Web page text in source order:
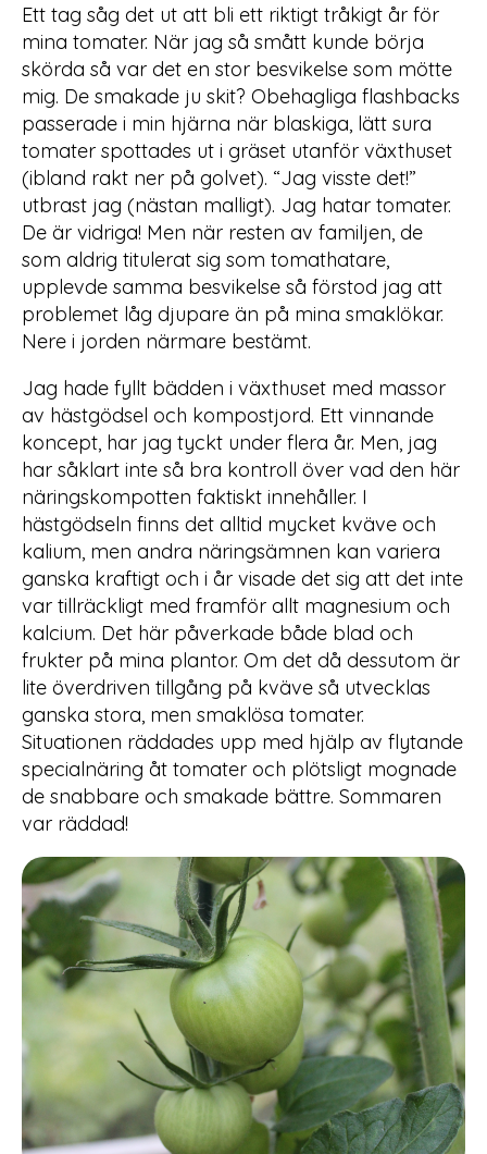
Ett tag såg det ut att bli ett riktigt tråkigt år för
mina tomater. När jag så smått kunde börja
skörda så var det en stor besvikelse som mötte
mig. De smakade ju skit? Obehagliga flashbacks
passerade i min hjärna när blaskiga, lätt sura
tomater spottades ut i gräset utanför växthuset
(ibland rakt ner på golvet). “Jag visste det!”
utbrast jag (nästan malligt). Jag hatar tomater.
De är vidriga! Men när resten av familjen, de
som aldrig titulerat sig som tomathatare,
upplevde samma besvikelse så förstod jag att
problemet låg djupare än på mina smaklökar.
Nere i jorden närmare bestämt.
Jag hade fyllt bädden i växthuset med massor
av hästgödsel och kompostjord. Ett vinnande
koncept, har jag tyckt under flera år. Men, jag
har såklart inte så bra kontroll över vad den här
näringskompotten faktiskt innehåller. I
hästgödseln finns det alltid mycket kväve och
kalium, men andra näringsämnen kan variera
ganska kraftigt och i år visade det sig att det inte
var tillräckligt med framför allt magnesium och
kalcium. Det här påverkade både blad och
frukter på mina plantor. Om det då dessutom är
lite överdriven tillgång på kväve så utvecklas
ganska stora, men smaklösa tomater.
Situationen räddades upp med hjälp av flytande
specialnäring åt tomater och plötsligt mognade
de snabbare och smakade bättre. Sommaren
var räddad!